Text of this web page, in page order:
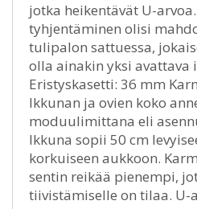
jotka heikentävät U-
tyhjentäminen olisi
tulipalon sattuessa,
olla ainakin yksi avattava
Eristyskasetti: 36 mm
Ikkunan ja ovien koko
moduulimittana eli
Ikkuna sopii 50 cm
korkuiseen aukkoon.
sentin reikää pienempi,
tiivistämiselle on tilaa. U-